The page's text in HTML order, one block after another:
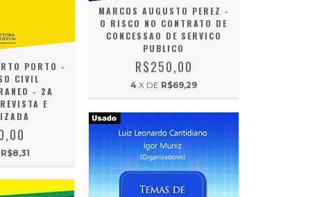
PORTO -
CIVIL
- 2A
E
R$8,31
MARCOS AUGUSTO PEREZ -
O RISCO NO CONTRATO DE
CONCESSAO DE SERVICO
PUBLICO
R$250,00
4 X DE R$69,29